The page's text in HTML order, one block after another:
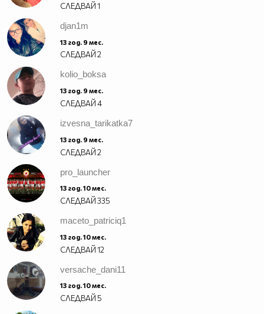
СЛЕДВАЙ1
djan1m
13 год. 9 мес.
СЛЕДВАЙ2
kolio_boksa
13 год. 9 мес.
СЛЕДВАЙ4
izvesna_tarikatka7
13 год. 9 мес.
СЛЕДВАЙ2
pro_launcher
13 год. 10 мес.
СЛЕДВАЙ335
maceto_patriciq1
13 год. 10 мес.
СЛЕДВАЙ12
versache_dani11
13 год. 10 мес.
СЛЕДВАЙ5